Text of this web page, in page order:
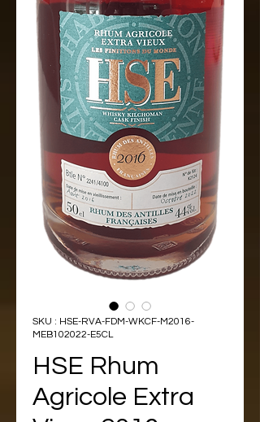
SKU : HSE-RVA-FDM-WKCF-M2016-
MEB102022-E5CL
HSE Rhum
Agricole Extra